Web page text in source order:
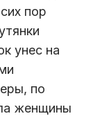
пор
унес на
по
женщины